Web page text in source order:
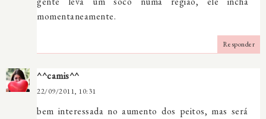
momentaneamente.
Responder
^^camis^^
22/09/2011, 10:31
bem interessada no aumento dos peitos, mas será